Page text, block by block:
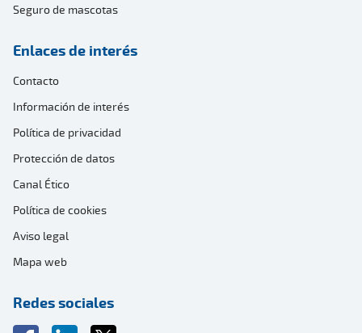
Seguro de mascotas
Enlaces de interés
Contacto
Información de interés
Política de privacidad
Protección de datos
Canal Ético
Política de cookies
Aviso legal
Mapa web
Redes sociales